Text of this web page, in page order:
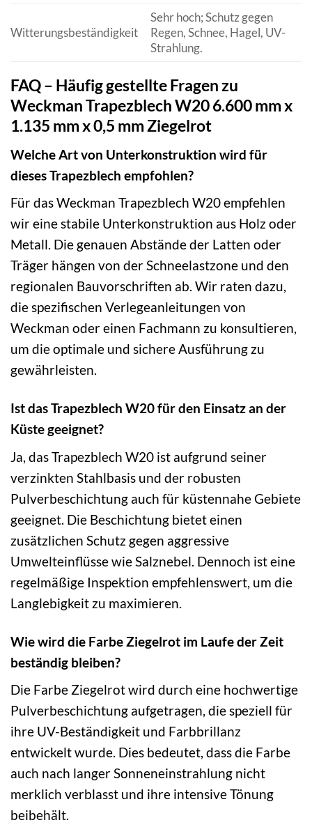
Witterungsbeständigkeit
Sehr hoch; Schutz gegen
Regen, Schnee, Hagel, UV-
Strahlung.
FAQ – Häufig gestellte Fragen zu
Weckman Trapezblech W20 6.600 mm x
1.135 mm x 0,5 mm Ziegelrot
Welche Art von Unterkonstruktion wird für
dieses Trapezblech empfohlen?
Für das Weckman Trapezblech W20 empfehlen
wir eine stabile Unterkonstruktion aus Holz oder
Metall. Die genauen Abstände der Latten oder
Träger hängen von der Schneelastzone und den
regionalen Bauvorschriften ab. Wir raten dazu,
die spezifischen Verlegeanleitungen von
Weckman oder einen Fachmann zu konsultieren,
um die optimale und sichere Ausführung zu
gewährleisten.
Ist das Trapezblech W20 für den Einsatz an der
Küste geeignet?
Ja, das Trapezblech W20 ist aufgrund seiner
verzinkten Stahlbasis und der robusten
Pulverbeschichtung auch für küstennahe Gebiete
geeignet. Die Beschichtung bietet einen
zusätzlichen Schutz gegen aggressive
Umwelteinflüsse wie Salznebel. Dennoch ist eine
regelmäßige Inspektion empfehlenswert, um die
Langlebigkeit zu maximieren.
Wie wird die Farbe Ziegelrot im Laufe der Zeit
beständig bleiben?
Die Farbe Ziegelrot wird durch eine hochwertige
Pulverbeschichtung aufgetragen, die speziell für
ihre UV-Beständigkeit und Farbbrillanz
entwickelt wurde. Dies bedeutet, dass die Farbe
auch nach langer Sonneneinstrahlung nicht
merklich verblasst und ihre intensive Tönung
beibehält.